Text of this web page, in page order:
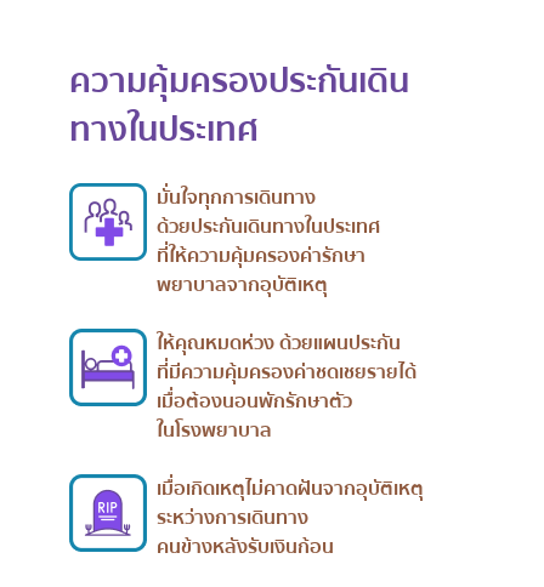
ความคุ้มครองประกันเดิน
ทางในประเทศ
มั่นใจทุกการเดินทาง
ด้วยประกันเดินทางในประเทศ
ที่ให้ความคุ้มครองค่ารักษา
พยาบาลจากอุบัติเหตุ
ให้คุณหมดห่วง ด้วยแผนประกัน
ที่มีความคุ้มครองค่าชดเชยรายได้
เมื่อต้องนอนพักรักษาตัว
ในโรงพยาบาล
เมื่อเกิดเหตุไม่คาดฝันจากอุบัติเหตุ
ระหว่างการเดินทาง
คนข้างหลังรับเงินก้อน​